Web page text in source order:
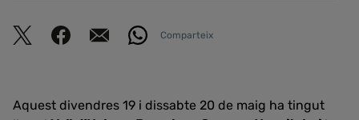
Comparteix
Aquest divendres 19 i dissabte 20 de maig ha tingut